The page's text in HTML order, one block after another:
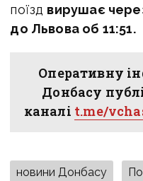
поїзд вирушає
до Львова об 11:51.
Оперативну
Донбасу
каналі t.me/
новини Донбасу